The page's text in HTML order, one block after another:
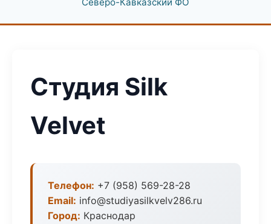
Студия Silk
Velvet
Телефон: +7 (958) 569-28-28
Email: info@studiyasilkvelv286.ru
Город: Краснодар